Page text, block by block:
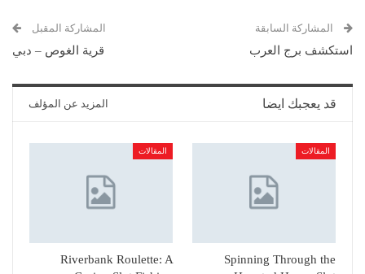
المشاركة السابقة
استكشف برج العرب
المشاركة المقبل
قرية الغوص – دبي
قد يعجبك ايضا المزيد عن المؤلف
المقالات
Spinning Through the
المقالات
Riverbank Roulette: A